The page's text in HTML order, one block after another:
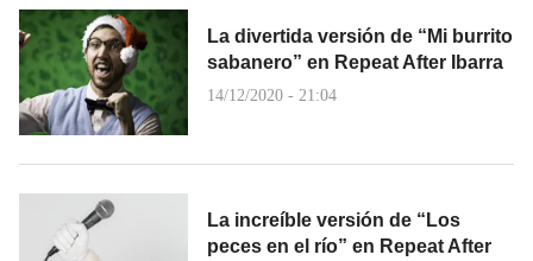
La divertida versión de “Mi burrito
sabanero” en Repeat After Ibarra
14/12/2020 - 21:04
La increíble versión de “Los
peces en el río” en Repeat After